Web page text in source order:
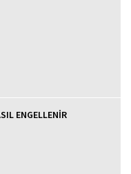
ENGELLENİR